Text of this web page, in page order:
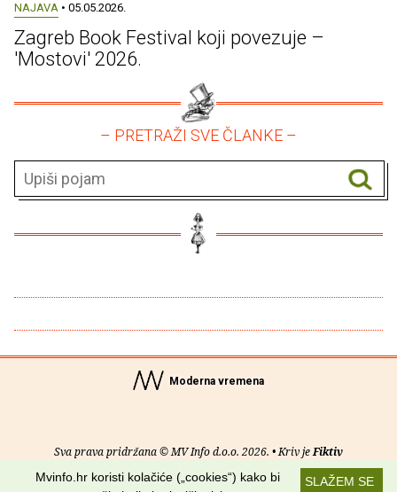
NAJAVA • 05.05.2026.
Zagreb Book Festival koji povezuje –
'Mostovi' 2026.
– PRETRAŽI SVE ČLANKE –
Moderna vremena
Sva prava pridržana © MV Info d.o.o. 2026. • Kriv jeFiktiv
O nama• Pomoć• Uvjeti korištenja•RSS kanaliSLAŽEM SE
Mvinfo.hr koristi kolačiće („cookies“) kako bi